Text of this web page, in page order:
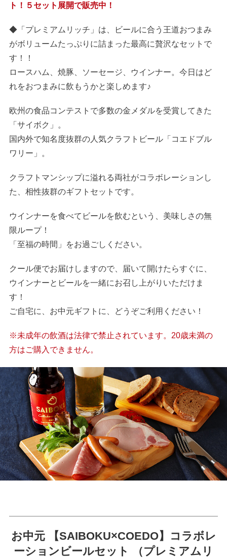
ト！５セット展開で販売中！
◆「プレミアムリッチ」は、ビールに合う王道おつまみ
がボリュームたっぷりに詰まった最高に贅沢なセットで
す！！
ロースハム、焼豚、ソーセージ、ウインナー。今日はど
れをおつまみに飲もうかと楽しめます♪
欧州の食品コンテストで多数の金メダルを受賞してきた
「サイボク」。
国内外で知名度抜群の人気クラフトビール「コエドブル
ワリー」。
クラフトマンシップに溢れる両社がコラボレーションし
た、相性抜群のギフトセットです。
ウインナーを食べてビールを飲むという、美味しさの無
限ループ！
「至福の時間」をお過ごしください。
クール便でお届けしますので、届いて開けたらすぐに、
ウインナーとビールを一緒にお召し上がりいただけま
す！
ご自宅に、お中元ギフトに、どうぞご利用ください！
※未成年の飲酒は法律で禁止されています。20歳未満の
方はご購入できません。
お中元 【SAIBOKU×COEDO】コラボレ
ーションビールセット
（プレミアムリ